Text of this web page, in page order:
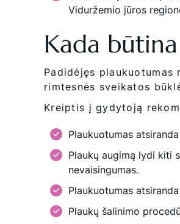
Viduržemio jūros
Kada
Padidėjęs
rimtesnės sveikatos
Kreiptis į gydytoją
Plaukuotumas
Plaukų augimą lydi kiti
nevaisingumas.
Plaukuotumas
Plaukų šalinimo